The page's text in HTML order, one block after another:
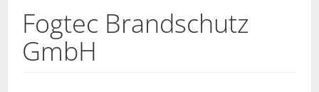
Fogtec Brandschutz
GmbH